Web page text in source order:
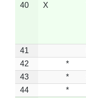
40
X
41
42
*
43
*
44
*